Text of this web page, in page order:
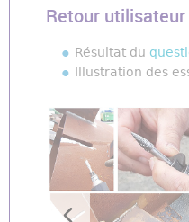
Retour utilisateur
Résultat du
Illustration des